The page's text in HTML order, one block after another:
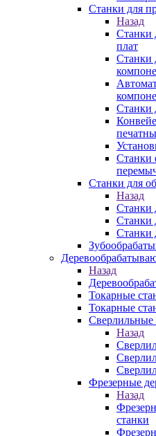
Станки для
Назад
Станки
плат
Станки
Станки
Станки
Станки для
Назад
Станки
Станки
Станки
Назад
Токарные
Токарные
Сверлильные
Назад
Фрезерные
Назад
станки